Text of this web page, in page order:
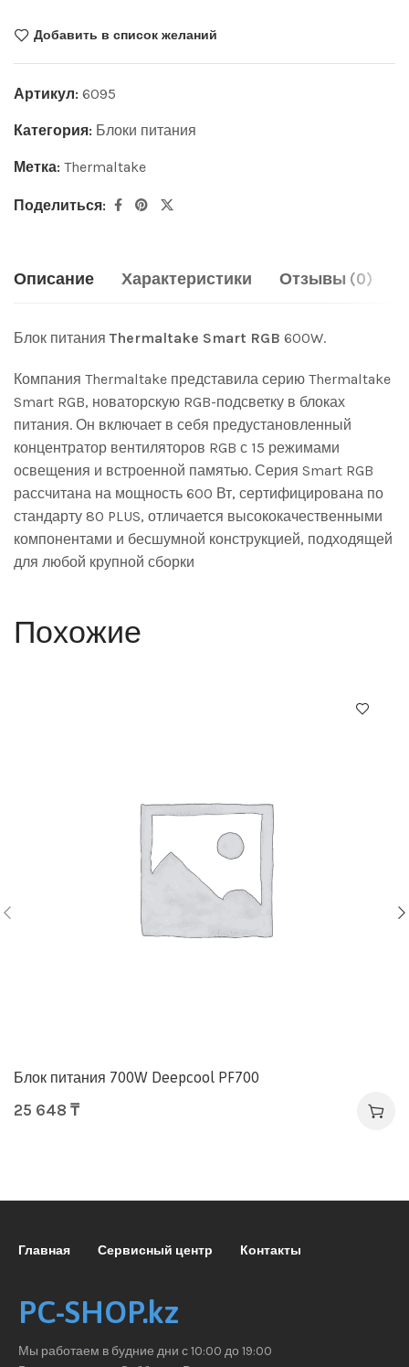
Добавить в список желаний
Артикул: 6095
Категория: Блоки питания
Метка: Thermaltake
Поделиться:
Описание Характеристики Отзывы (0)
Блок питанияThermaltake Smart RGB 600W.
Компания Thermaltake представила серию Thermaltake
Smart RGB, новаторскую RGB-подсветку в блоках
питания. Он включает в себя предустановленный
концентратор вентиляторов RGB с 15 режимами
освещения и встроенной памятью. Серия Smart RGB
рассчитана на мощность 600 Вт, сертифицирована по
стандарту 80 PLUS, отличается высококачественными
компонентами и бесшумной конструкцией, подходящей
для любой крупной сборки
Похожие
Блок питания 700W Deepcool PF700
25 648 ₸
Главная Сервисный центр Контакты
PC-SHOP.kz
Мы работаем в будние дни с 10:00 до 19:00